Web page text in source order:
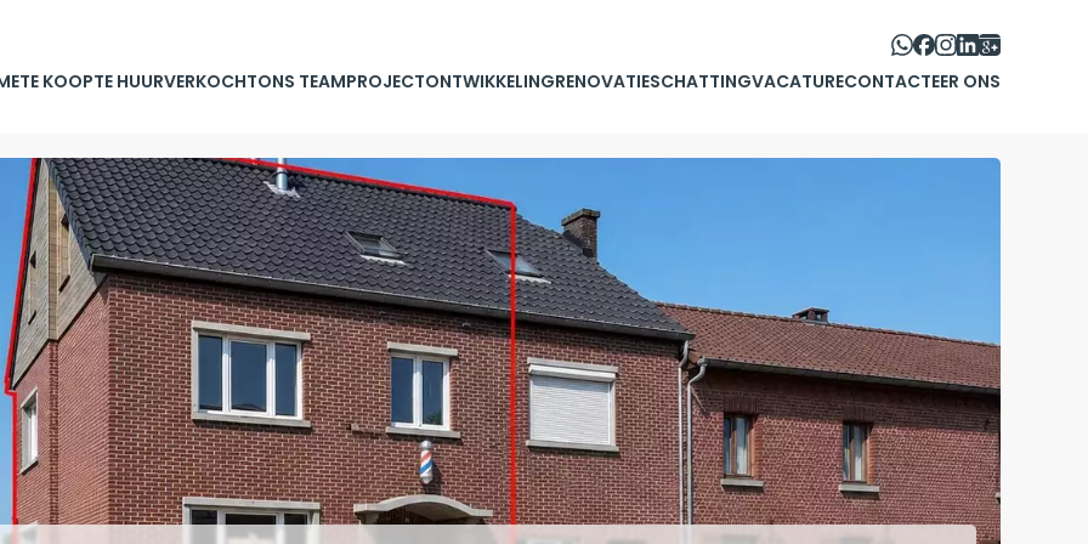
TE KOOPTE HUURVERKOCHTONS TEAMPROJECTONTWIKKELINGRENOVATIESCHATTINGVACATURECONTACTEER ONS